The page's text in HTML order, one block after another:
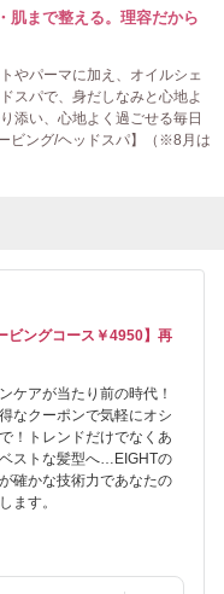
肌まで整える。理容だから
やパーマに加え、オイルシェ
スパで、身だしなみと心地よ
添い、心地よく過ごせる毎日
ビング/ヘッドスパ】（※8月は
ビングコース￥4950】再
ケアが当たり前の時代！
なクーポンで気軽にオシ
！トレンドだけでなくあ
ストな髪型へ…EIGHTの
確かな技術力であなたの
ます。